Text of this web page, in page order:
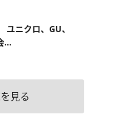
ニクロ、GU、
...
見る